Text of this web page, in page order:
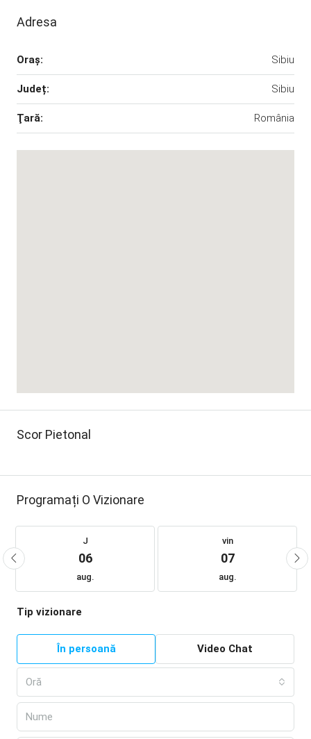
Adresa
Oraş: Sibiu
Județ: Sibiu
Ţară: România
Scor Pietonal
Programați O Vizionare
J
06
aug.
vin
07
aug.
Tip vizionare
În persoană Video Chat
Oră